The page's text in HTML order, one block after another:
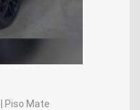
Piso Mate